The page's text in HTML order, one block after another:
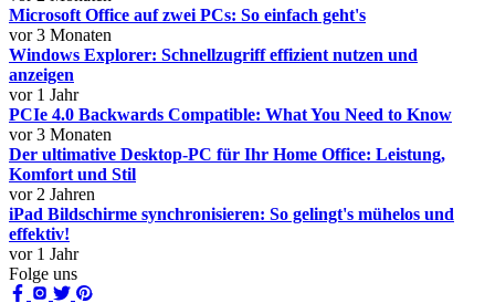
Microsoft Office auf zwei PCs: So einfach geht's
vor 3 Monaten
Windows Explorer: Schnellzugriff effizient nutzen und
anzeigen
vor 1 Jahr
PCIe 4.0 Backwards Compatible: What You Need to Know
vor 3 Monaten
Der ultimative Desktop-PC für Ihr Home Office: Leistung,
Komfort und Stil
vor 2 Jahren
iPad Bildschirme synchronisieren: So gelingt's mühelos und
effektiv!
vor 1 Jahr
Folge uns